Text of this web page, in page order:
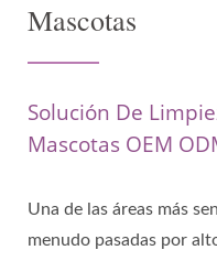
Mascotas
Solución De
Mascotas OEM
Una de las áreas más
menudo pasadas por